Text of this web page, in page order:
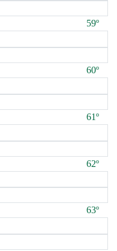
59º
60º
61º
62º
63º